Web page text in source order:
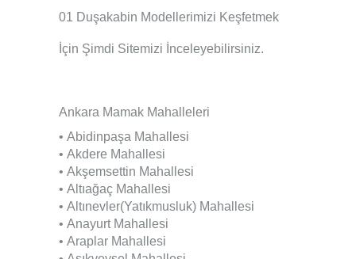
01 Duşakabin Modellerimizi Keşfetmek
İçin Şimdi Sitemizi İnceleyebilirsiniz.
Ankara Mamak Mahalleleri
• Abidinpaşa Mahallesi
• Akdere Mahallesi
• Akşemsettin Mahallesi
• Altıağaç Mahallesi
• Altınevler(Yatıkmusluk) Mahallesi
• Anayurt Mahallesi
• Araplar Mahallesi